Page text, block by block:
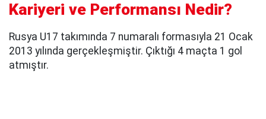
Kariyeri ve Performansı Nedir?
Rusya U17 takımında 7 numaralı formasıyla 21 Ocak
2013 yılında gerçekleşmiştir. Çıktığı 4 maçta 1 gol
atmıştır.